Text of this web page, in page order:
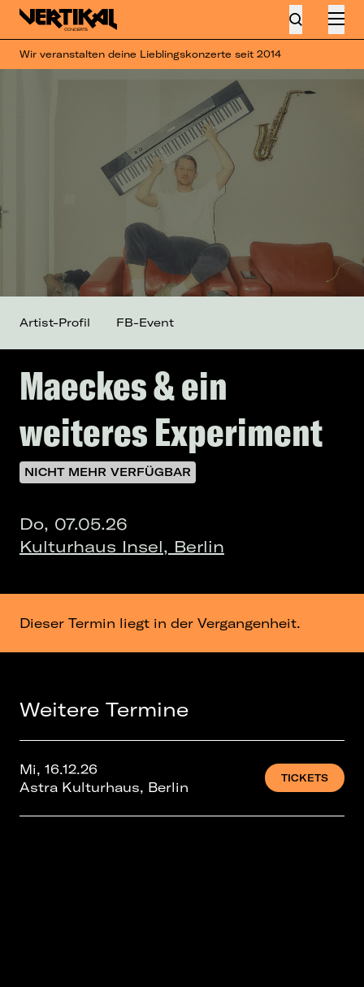
Wir veranstalten deine Lieblingskonzerte seit 2014
Maeckes & ein
weiteres Experiment
NICHT MEHR VERFÜGBAR
Do, 07.05.26
Kulturhaus Insel, Berlin
Artist-Profil FB-Event
Dieser Termin liegt in der Vergangenheit.
Weitere Termine
Mi, 16.12.26
Astra Kulturhaus, Berlin
TICKETS